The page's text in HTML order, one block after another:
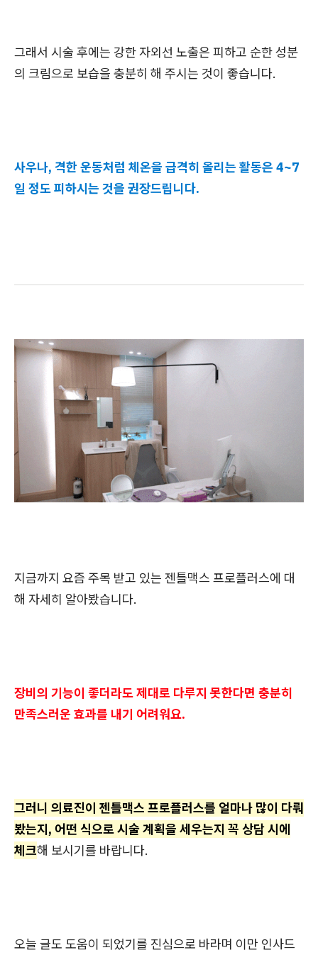
그래서 시술 후에는 강한 자외선 노출은 피하고 순한 성분
의 크림으로 보습을 충분히 해 주시는 것이 좋습니다.
사우나, 격한 운동처럼 체온을 급격히 올리는 활동은 4~7
일 정도 피하시는 것을 권장드립니다.
지금까지 요즘 주목 받고 있는 젠틀맥스 프로플러스에 대
해 자세히 알아봤습니다.
장비의 기능이 좋더라도 제대로 다루지 못한다면 충분히
만족스러운 효과를 내기 어려워요.
그러니 의료진이 젠틀맥스 프로플러스를 얼마나 많이 다뤄
봤는지, 어떤 식으로 시술 계획을 세우는지 꼭 상담 시에
체크해 보시기를 바랍니다.
오늘 글도 도움이 되었기를 진심으로 바라며 이만 인사드